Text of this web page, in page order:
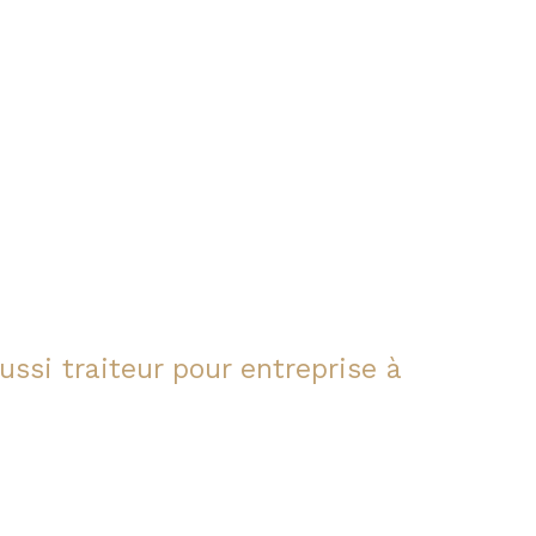
traiteur pour entreprise à